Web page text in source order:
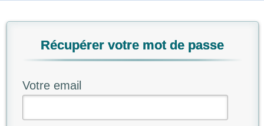
Récupérer votre mot de passe
Votre email